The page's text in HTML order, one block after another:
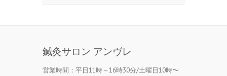
鍼灸サロン アンヴレ
営業時間：平日11時～16時30分/土曜日10時〜